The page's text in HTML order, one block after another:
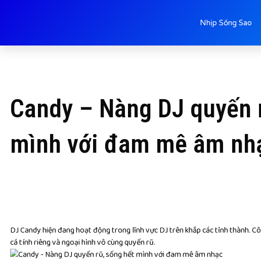
Nhịp Sống Sao
Candy – Nàng DJ
mình với đam mê âm
DJ Candy hiện đang hoạt động trong lĩnh vực DJ trên khắp các tỉnh thành.
cá tính riêng và ngoại hình vô cùng quyến rũ.